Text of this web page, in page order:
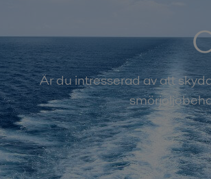
Är du intresserad av att